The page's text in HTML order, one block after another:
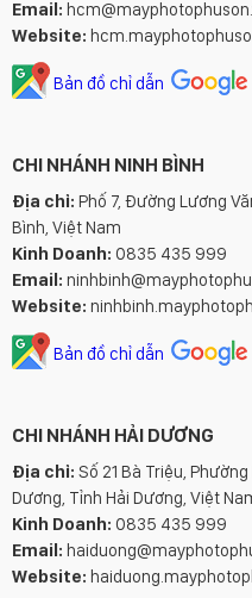
Email:
Website:
Bản đồ chỉ dẫn
CHI NHÁNH NINH BÌNH
Địa chỉ: Phố 7, Đường Lương
Bình, Việt Nam
Kinh Doanh: 0835 435 999
Email:
Website:
Bản đồ chỉ dẫn
CHI NHÁNH HẢI DƯƠNG
Địa chỉ: Số 21 Bà Triệu,
Dương, Tỉnh Hải Dương, Việt
Kinh Doanh: 0835 435 999
Email:
Website: